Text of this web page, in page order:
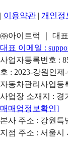
| 이용약관 | 개인정
㈜아이트럭 ｜ 대
대표 이메일 :
사업자등록번호 :
호 : 2023-강원인제
자동차관리사업등
사업장 소재지 : 경
매매업정보확인]
본사 주소 : 강원특
지점 주소 : 서울시